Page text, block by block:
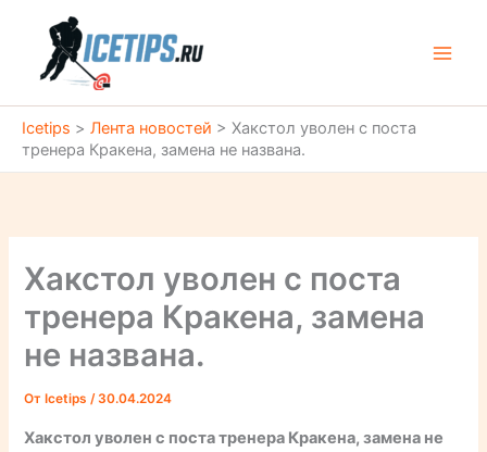
содержимому
Icetips > Лента новостей > Хакстол уволен с поста
тренера Кракена, замена не названа.
Хакстол уволен с поста
тренера Кракена, замена
не названа.
От Icetips/ 30.04.2024
Хакстол уволен с поста тренера Кракена, замена не